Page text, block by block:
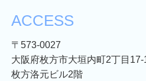
ACCESS
〒573-0027
大阪府枚方市大垣内町2丁目17-
枚方洛元ビル2階